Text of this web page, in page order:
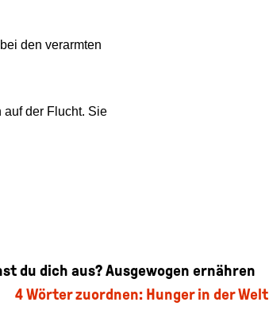
du dich aus? Ausgewogen ernähren
4Wörter zuordnen: Hunger in der Welt